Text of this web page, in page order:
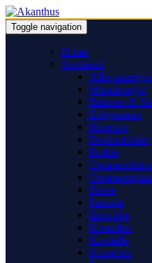
Toggle navigation
Home
Sortiment
Alles
Wandspiegel
Baluster &
Eckgesimse
Rosetten
Deckenbilder
Profile
Friese
Fassade
Eierstäbe
Konsolen
Kapitelle
Kassetten